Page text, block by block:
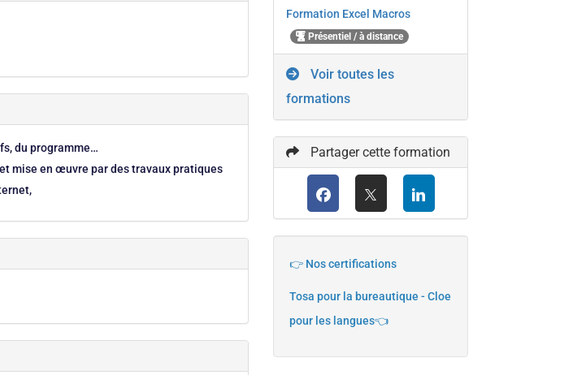
du programme…
mise en œuvre par des travaux pratiques
Formation Excel Macros
Présentiel / à distance
Voir toutes les
formations
Partager cette formation
👉 Nos certifications
Tosa pour la bureautique - Cloe
pour les langues👈